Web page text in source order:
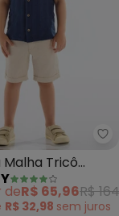
em Algodão
Malha Tricô
deR$ 65,96R$
R$ 32,98 sem juros